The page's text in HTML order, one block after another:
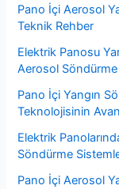
Pano İçi Aerosol
Teknik Rehber
Elektrik Panosu
Aerosol
Pano İçi Yangın
Teknolojisinin
Elektrik
Söndürme
Pano İçi Aerosol